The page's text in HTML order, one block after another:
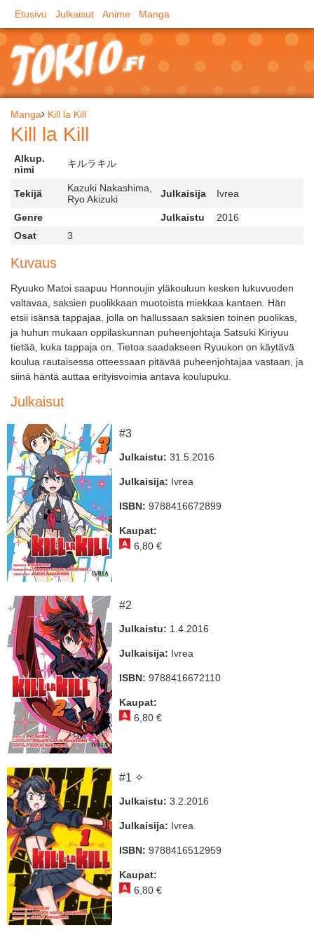
Etusivu Julkaisut Anime Manga
Manga Kill la Kill
Kill la Kill
Alkup.
nimi
キルラキル
Tekijä
Kazuki Nakashima,
Ryo Akizuki
Julkaisija Ivrea
Genre Julkaistu
2016
Osat
3
Kuvaus
Ryuuko Matoi saapuu Honnoujin yläkouluun kesken lukuvuoden
valtavaa, saksien puolikkaan muotoista miekkaa kantaen. Hän
etsii isänsä tappajaa, jolla on hallussaan saksien toinen puolikas,
ja huhun mukaan oppilaskunnan puheenjohtaja Satsuki Kiriyuu
tietää, kuka tappaja on. Tietoa saadakseen Ryuukon on käytävä
koulua rautaisessa otteessaan pitävää puheenjohtajaa vastaan, ja
siinä häntä auttaa erityisvoimia antava koulupuku.
Julkaisut
#3
Julkaistu: 31.5.2016
Julkaisija: Ivrea
ISBN: 9788416672899
Kaupat:
6,80 €
#2
Julkaistu: 1.4.2016
Julkaisija: Ivrea
ISBN: 9788416672110
Kaupat:
6,80 €
#1 ✧
Julkaistu: 3.2.2016
Julkaisija: Ivrea
ISBN: 9788416512959
Kaupat:
6,80 €